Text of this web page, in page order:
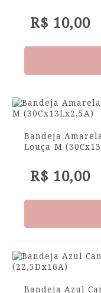
R$ 10,00
Bandeja
Louça M
R$ 10,00
Bandeja Azul